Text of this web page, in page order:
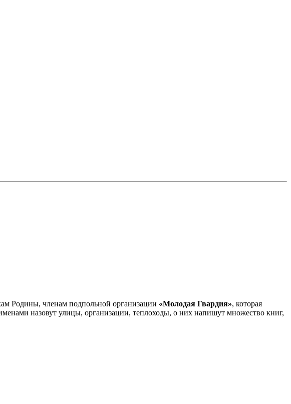
Родины, членам подпольной организации «Молодая Гвардия», которая
назовут улицы, организации, теплоходы, о них напишут множество книг,